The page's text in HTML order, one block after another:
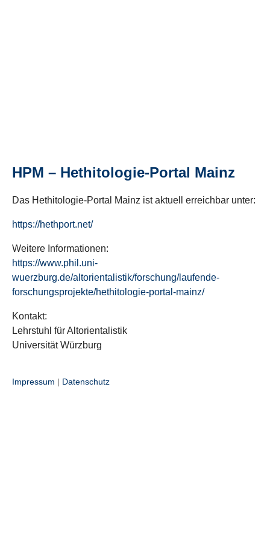
HPM – Hethitologie-Portal Mainz
Das Hethitologie-Portal Mainz ist aktuell erreichbar unter:
https://hethport.net/
Weitere Informationen:
https://www.phil.uni-
wuerzburg.de/altorientalistik/forschung/laufende-
forschungsprojekte/hethitologie-portal-mainz/
Kontakt:
Lehrstuhl für Altorientalistik
Universität Würzburg
Impressum | Datenschutz